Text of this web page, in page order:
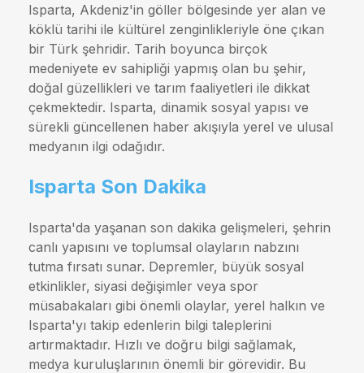
Isparta, Akdeniz'in göller bölgesinde yer alan ve
köklü tarihi ile kültürel zenginlikleriyle öne çıkan
bir Türk şehridir. Tarih boyunca birçok
medeniyete ev sahipliği yapmış olan bu şehir,
doğal güzellikleri ve tarım faaliyetleri ile dikkat
çekmektedir. Isparta, dinamik sosyal yapısı ve
sürekli güncellenen haber akışıyla yerel ve ulusal
medyanın ilgi odağıdır.
Isparta Son Dakika
Isparta'da yaşanan son dakika gelişmeleri, şehrin
canlı yapısını ve toplumsal olayların nabzını
tutma fırsatı sunar. Depremler, büyük sosyal
etkinlikler, siyasi değişimler veya spor
müsabakaları gibi önemli olaylar, yerel halkın ve
Isparta'yı takip edenlerin bilgi taleplerini
artırmaktadır. Hızlı ve doğru bilgi sağlamak,
medya kuruluşlarının önemli bir görevidir. Bu